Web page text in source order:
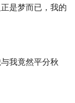
是梦而已，我的
我竟然平分秋